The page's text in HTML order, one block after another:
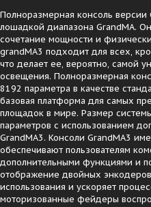
Полноразмерная консоль версии
лошадкой диапазона GrandMA.
сочетание мощности и
grandMA3 подходит для всех,
что делает ее, вероятно, самой
освещения. Полноразмерная
8192 параметра в качестве
базовая платформа для самых
площадок в мире. Размер
параметров с использованием
GrandMA3. Консоли GrandMA3
обеспечивают пользователям
дополнительными функциями и
отображение двойных энкодеров
использования и ускоряет
моторизованные фейдеры